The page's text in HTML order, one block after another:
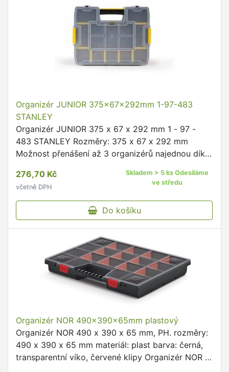
Organizér JUNIOR 375x67x292mm 1-97-483
STANLEY
Organizér JUNIOR 375 x 67 x 292 mm 1 - 97 -
483 STANLEY Rozměry: 375 x 67 x 292 mm
Možnost přenášení až 3 organizérů najednou díky
276,70 Kč
včetně DPH
Skladem > 5 ks Odesíláme
ve středu
Do košíku
Organizér NOR 490x390x65mm plastový
Organizér NOR 490 x 390 x 65 mm, PH. rozměry:
490 x 390 x 65 mm materiál: plast barva: černá,
transparentní víko, červené klipy Organizér NOR je